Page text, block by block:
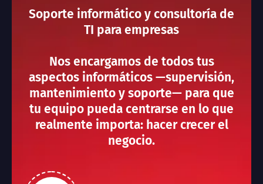
Soporte informático y consultoría de
TI para empresas
Nos encargamos de todos tus
aspectos informáticos —supervisión,
mantenimiento y soporte— para que
tu equipo pueda centrarse en lo que
realmente importa: hacer crecer el
negocio.